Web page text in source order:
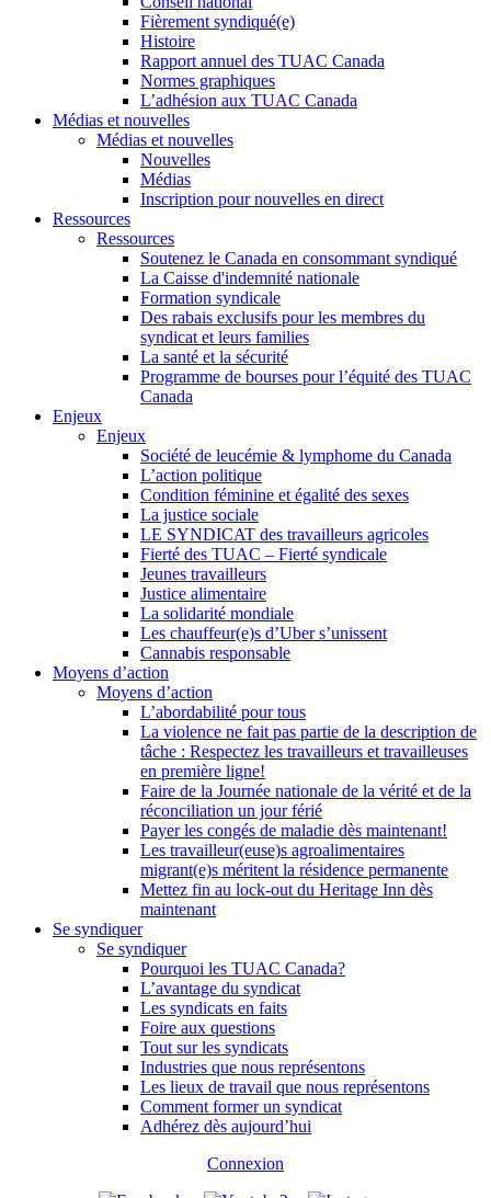
Fièrement syndiqué(e)
Histoire
Rapport annuel des TUAC Canada
Normes graphiques
L’adhésion aux TUAC Canada
Médias et nouvelles
Médias et nouvelles
Nouvelles
Médias
Inscription pour nouvelles en direct
Ressources
Ressources
Soutenez le Canada en consommant syndiqué
La Caisse d'indemnité nationale
Formation syndicale
Des rabais exclusifs pour les membres du
syndicat et leurs families
La santé et la sécurité
Programme de bourses pour l’équité des TUAC
Canada
Enjeux
Enjeux
Société de leucémie & lymphome du Canada
L’action politique
Condition féminine et égalité des sexes
La justice sociale
LE SYNDICAT des travailleurs agricoles
Fierté des TUAC – Fierté syndicale
Jeunes travailleurs
Justice alimentaire
La solidarité mondiale
Les chauffeur(e)s d’Uber s’unissent
Cannabis responsable
Moyens d’action
Moyens d’action
L’abordabilité pour tous
La violence ne fait pas partie de la description de
tâche : Respectez les travailleurs et travailleuses
en première ligne!
Faire de la Journée nationale de la vérité et de la
réconciliation un jour férié
Payer les congés de maladie dès maintenant!
Les travailleur(euse)s agroalimentaires
migrant(e)s méritent la résidence permanente
Mettez fin au lock-out du Heritage Inn dès
maintenant
Se syndiquer
Se syndiquer
Pourquoi les TUAC Canada?
L’avantage du syndicat
Les syndicats en faits
Foire aux questions
Tout sur les syndicats
Industries que nous représentons
Les lieux de travail que nous représentons
Comment former un syndicat
Adhérez dès aujourd’hui
Connexion